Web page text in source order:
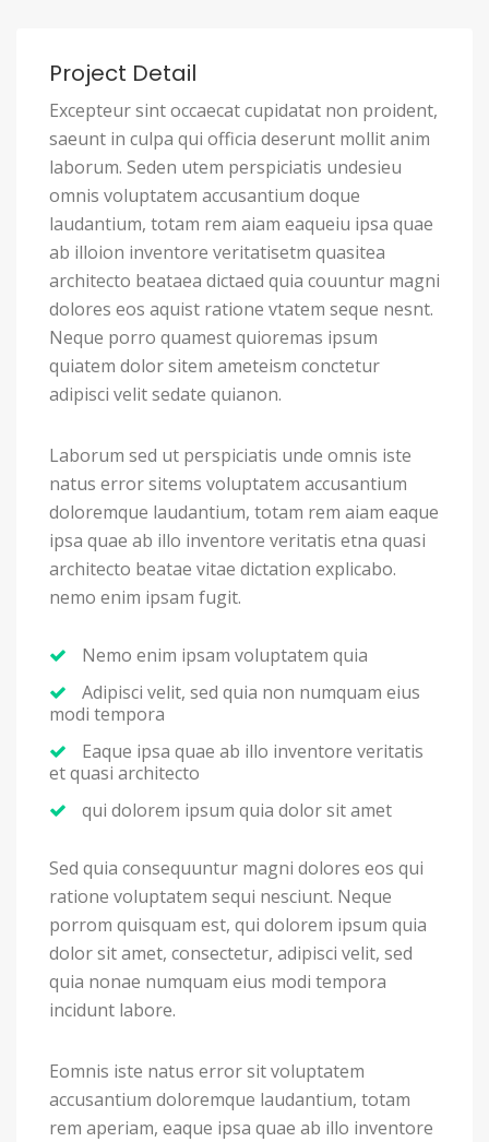
Project Detail
Excepteur sint occaecat cupidatat non proident,
saeunt in culpa qui officia deserunt mollit anim
laborum. Seden utem perspiciatis undesieu
omnis voluptatem accusantium doque
laudantium, totam rem aiam eaqueiu ipsa quae
ab illoion inventore veritatisetm quasitea
architecto beataea dictaed quia couuntur magni
dolores eos aquist ratione vtatem seque nesnt.
Neque porro quamest quioremas ipsum
quiatem dolor sitem ameteism conctetur
adipisci velit sedate quianon.
Laborum sed ut perspiciatis unde omnis iste
natus error sitems voluptatem accusantium
doloremque laudantium, totam rem aiam eaque
ipsa quae ab illo inventore veritatis etna quasi
architecto beatae vitae dictation explicabo.
nemo enim ipsam fugit.
Nemo enim ipsam voluptatem quia
Adipisci velit, sed quia non numquam eius
modi tempora
Eaque ipsa quae ab illo inventore veritatis
et quasi architecto
qui dolorem ipsum quia dolor sit amet
Sed quia consequuntur magni dolores eos qui
ratione voluptatem sequi nesciunt. Neque
porrom quisquam est, qui dolorem ipsum quia
dolor sit amet, consectetur, adipisci velit, sed
quia nonae numquam eius modi tempora
incidunt labore.
Eomnis iste natus error sit voluptatem
accusantium doloremque laudantium, totam
rem aperiam, eaque ipsa quae ab illo inventore